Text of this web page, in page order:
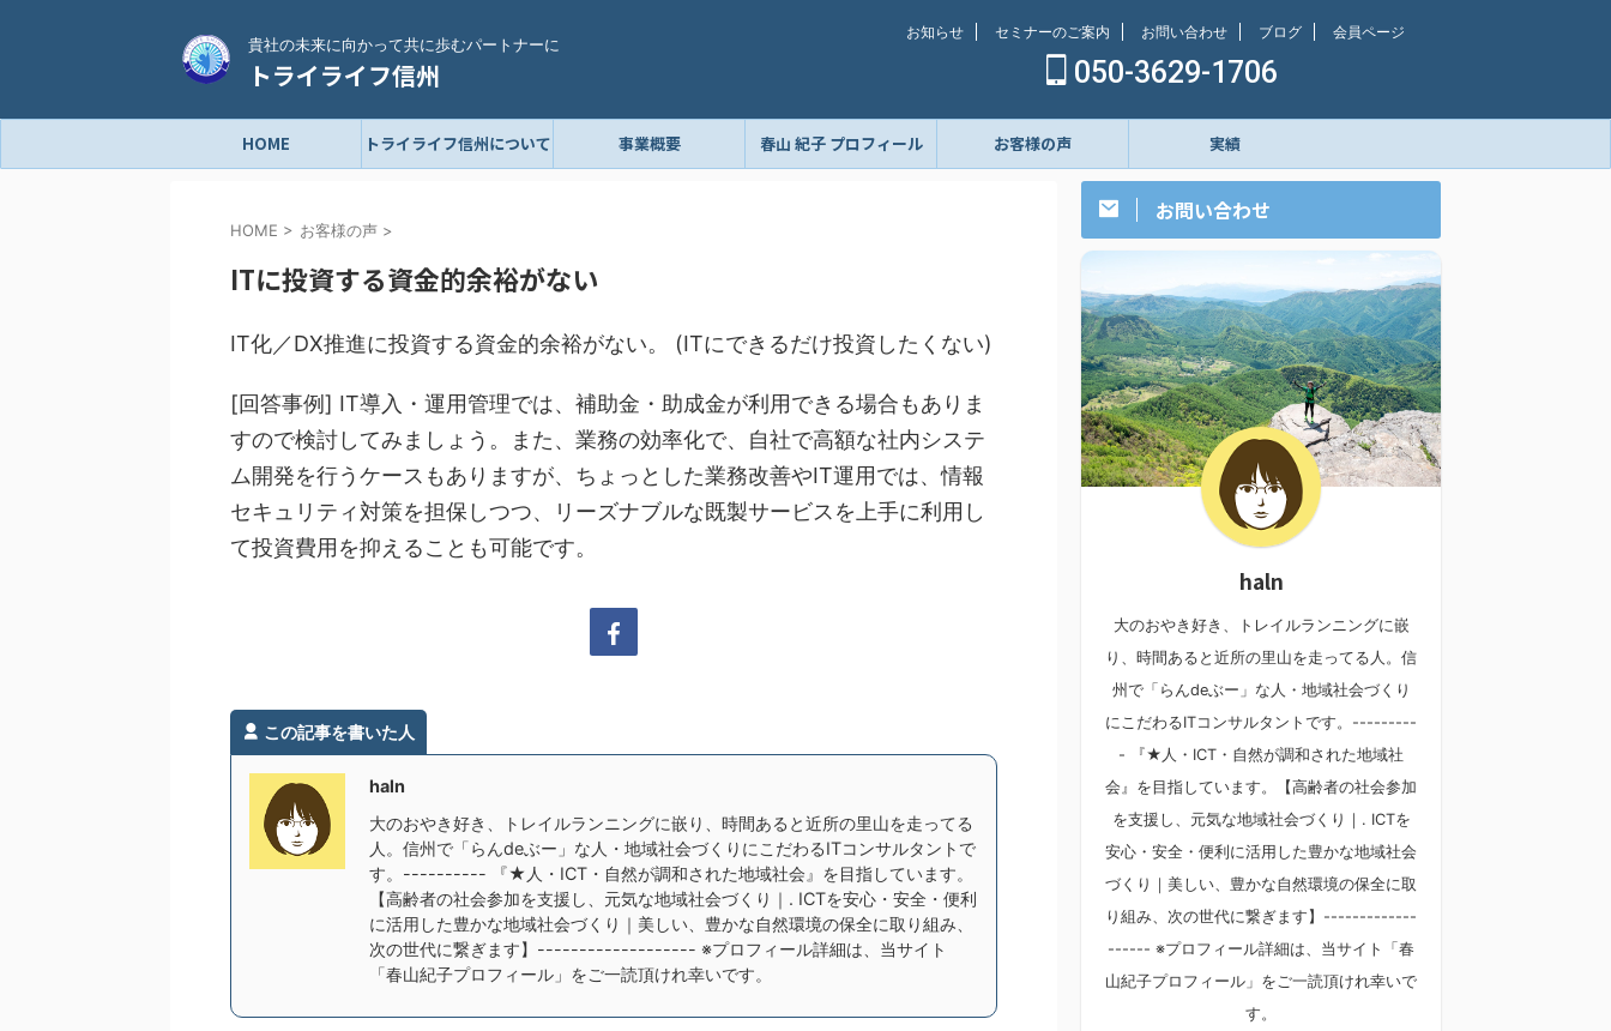
貴社の未来に向かって共に歩むパートナーに
トライライフ信州
お知らせ セミナーのご案内 お問い合わせ ブログ 会員ページ
050-3629-1706
HOME トライライフ信州について 事業概要 春山 紀子 プロフィール お客様の声 実績
HOME > お客様の声 >
ITに投資する資金的余裕がない
IT化／DX推進に投資する資金的余裕がない。 (ITにできるだけ投資したくない)
[回答事例] IT導入・運用管理では、補助金・助成金が利用できる場合もありま
すので検討してみましょう。また、業務の効率化で、自社で高額な社内システ
ム開発を行うケースもありますが、ちょっとした業務改善やIT運用では、情報
セキュリティ対策を担保しつつ、リーズナブルな既製サービスを上手に利用し
て投資費用を抑えることも可能です。
この記事を書いた人
haln
大のおやき好き、トレイルランニングに嵌り、時間あると近所の里山を走ってる
人。信州で「らんdeぶー」な人・地域社会づくりにこだわるITコンサルタントで
す。---------- 『★人・ICT・自然が調和された地域社会』を目指しています。
【高齢者の社会参加を支援し、元気な地域社会づくり｜. ICTを安心・安全・便利
に活用した豊かな地域社会づくり｜美しい、豊かな自然環境の保全に取り組み、
次の世代に繋ぎます】------------------- ※プロフィール詳細は、当サイト
「春山紀子プロフィール」をご一読頂けれ幸いです。
お問い合わせ
haln
大のおやき好き、トレイルランニングに嵌
り、時間あると近所の里山を走ってる人。信
州で「らんdeぶー」な人・地域社会づくり
にこだわるITコンサルタントです。---------
- 『★人・ICT・自然が調和された地域社
会』を目指しています。【高齢者の社会参加
を支援し、元気な地域社会づくり｜. ICTを
安心・安全・便利に活用した豊かな地域社会
づくり｜美しい、豊かな自然環境の保全に取
り組み、次の世代に繋ぎます】-------------
------ ※プロフィール詳細は、当サイト「春
山紀子プロフィール」をご一読頂けれ幸いで
す。